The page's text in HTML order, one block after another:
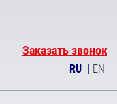
Заказать звонок
RU | EN